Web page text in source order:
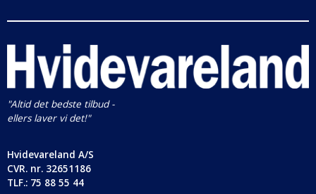
"Altid det bedste tilbud -
ellers laver vi det!"
Hvidevareland A/S
CVR. nr. 32651186
TLF.: 75 88 55 44